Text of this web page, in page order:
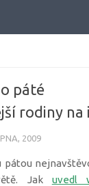
páté
rodiny
2009
Jak uvedl